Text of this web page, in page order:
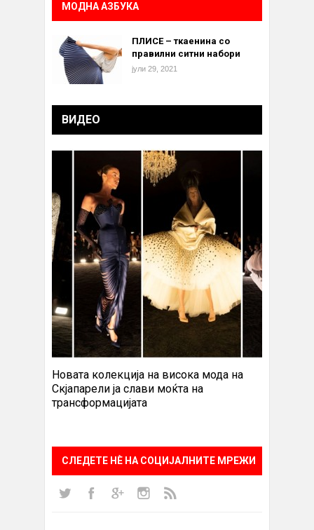
МОДНА АЗБУКА
ПЛИСЕ – ткаенина со
правилни ситни набори
јули 29, 2021
ВИДЕО
Новата колекција на висока мода на
Скјапарели ја слави моќта на
трансформацијата
СЛЕДЕТЕ НÈ НА СОЦИЈАЛНИТЕ МРЕЖИ